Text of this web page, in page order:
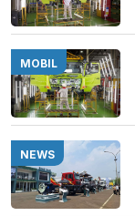
MOBIL
NEWS